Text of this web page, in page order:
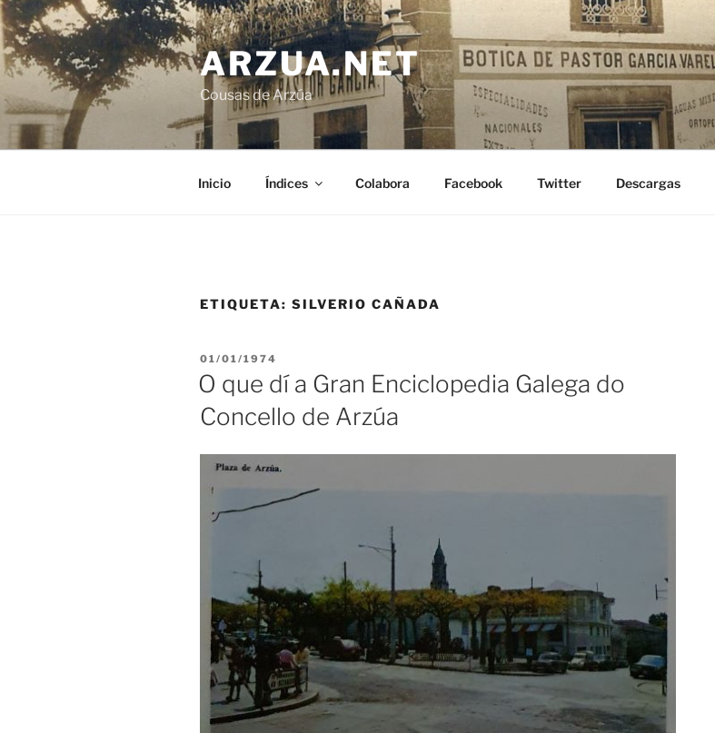
Ir
o
contido
ARZUA.NET
Cousas de Arzúa
Inicio Índices Colabora Facebook Twitter Descargas
ETIQUETA: SILVERIO CAÑADA
PUBLICADO
EN
01/01/1974
O que dí a Gran Enciclopedia Galega do
Concello de Arzúa